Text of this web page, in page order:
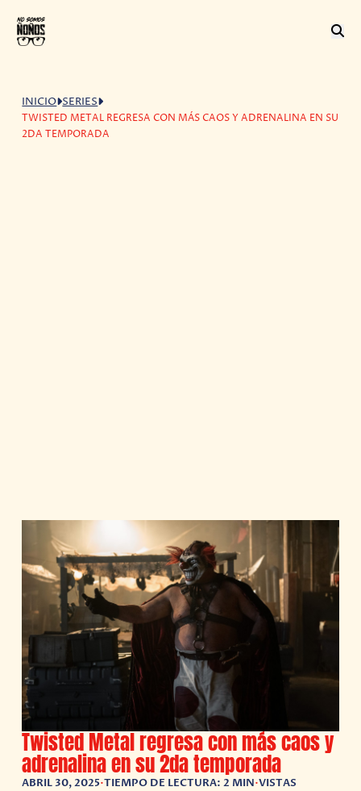
INICIO SERIES
TWISTED METAL REGRESA CON MÁS CAOS Y ADRENALINA EN SU
2DA TEMPORADA
Twisted Metal regresa con más caos y
adrenalina en su 2da temporada
ABRIL 30, 2025•TIEMPO DE LECTURA: 2 MIN•VISTAS